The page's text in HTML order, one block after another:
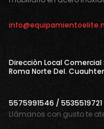
Direcciòn Local Comercial
Roma Norte Del.
5575991546 /
Llámanos con gusto te